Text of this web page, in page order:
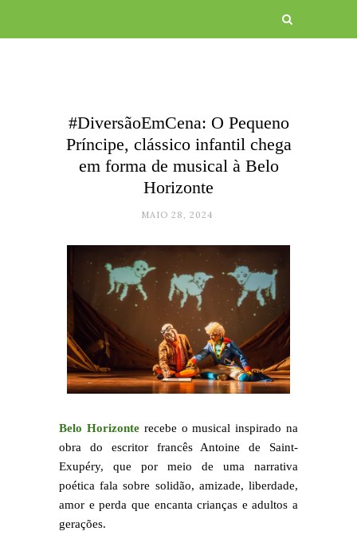
#DiversãoEmCena: O Pequeno
Príncipe, clássico infantil chega
em forma de musical à Belo
Horizonte
MAIO 28, 2024
Belo Horizonterecebe o musical inspirado na
obra do escritor francês Antoine de Saint-
Exupéry, que por meio de uma narrativa
poética fala sobre solidão, amizade, liberdade,
amor e perda que encanta crianças e adultos a
gerações.